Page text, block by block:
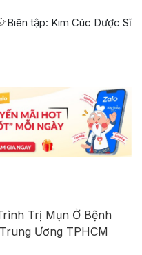
Biên tập: Kim Cúc Dược Sĩ
Trị Mụn Ở Bệnh
Ương TPHCM